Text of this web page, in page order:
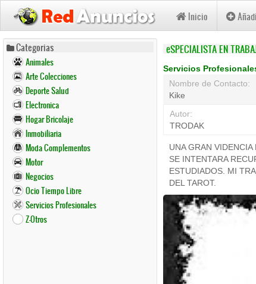
Pasar
contenido
principal
Inicio
Categorias
Animales
Arte Colecciones
Deporte Salud
Electronica
Hogar Bricolaje
Inmobiliaria
Moda Complementos
Motor
Negocios
Ocio Tiempo Libre
Servicios Profesionales
Z-Otros
eSPECIALISTA EN
Servicios
Nombre de Contacto:
Kike
Autor:
TRODAK
UNA GRAN
SE INTENTARA
ESTUDIADOS. MI
DEL TAROT.